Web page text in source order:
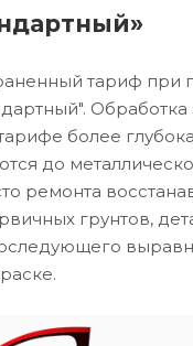
тариф при
более
до
ремонта
грунтов,